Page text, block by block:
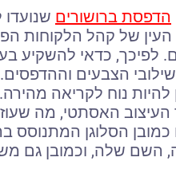
הדפסת ברושורים
של קהל הלקוחות
לפיכך, כדאי להשקיע
הצבעים וההדפסים.
להיות נוח לקריאה מהירה.
האסתטי, מה
הסלוגן המתנוסס
השם שלה, וכמובן גם